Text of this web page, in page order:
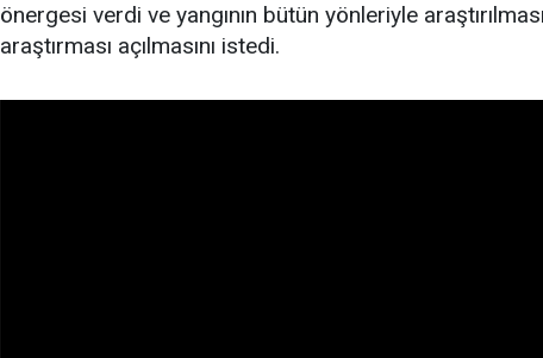
önergesi verdi ve yangının bütün yönleriyle
araştırması açılmasını istedi.